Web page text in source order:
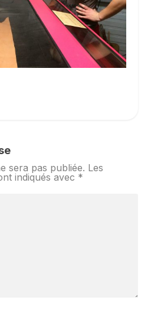
sera pas publiée. Les
indiqués avec *